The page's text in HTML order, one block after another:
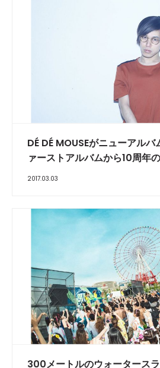
DÉ DÉ MOUSEがニューアル
ァーストアルバムから10周年
2017.03.03
300メートルのウォータース